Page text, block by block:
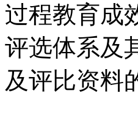
过程教育成
评选体系及
及评比资料